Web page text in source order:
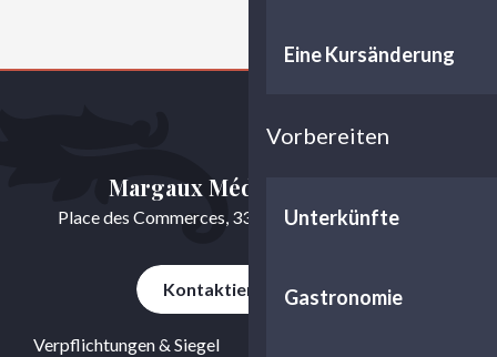
Eine Kursänderung
Vorbereiten
Unterkünfte
Gastronomie
Verpflichtungen & Siegel
Margaux Médoc Tourisme
Place des Commerces, 33460 Cussac-Fort-Médoc
Kontaktieren Sie uns